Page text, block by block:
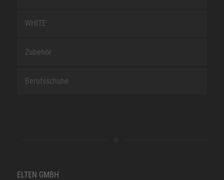
WHITE
Zubehör
Berufsschuhe
ELTEN GMBH